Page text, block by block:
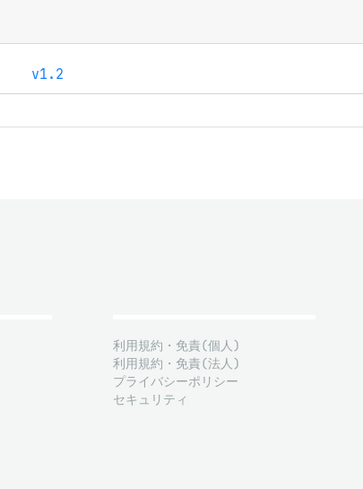
v1.2
利用規約・免責(個人)
利用規約・免責(法人)
プライバシーポリシー
セキュリティ